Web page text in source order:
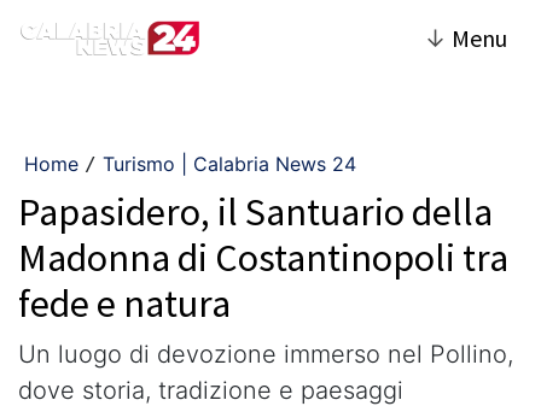
↓ Menu
Home / Turismo | Calabria News 24
Papasidero, il Santuario della
Madonna di Costantinopoli tra
fede e natura
Un luogo di devozione immerso nel Pollino,
dove storia, tradizione e paesaggi